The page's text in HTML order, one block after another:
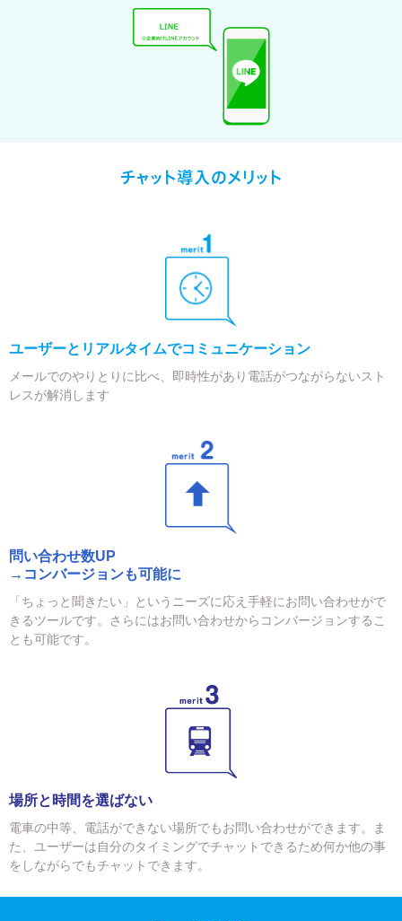
ユーザーとリアルタイムでコミュニケーション
メールでのやりとりに比べ、即時性があり電話がつながらないスト
レスが解消します
問い合わせ数UP
→コンバージョンも可能に
「ちょっと聞きたい」というニーズに応え手軽にお問い合わせがで
きるツールです。さらにはお問い合わせからコンバージョンするこ
とも可能です。
場所と時間を選ばない
電車の中等、電話ができない場所でもお問い合わせができます。ま
た、ユーザーは自分のタイミングでチャットできるため何か他の事
をしながらでもチャットできます。